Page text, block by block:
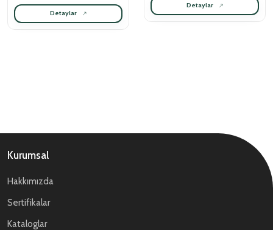
Detaylar
Detaylar
Kurumsal
Hakkımızda
Sertifikalar
Kataloglar